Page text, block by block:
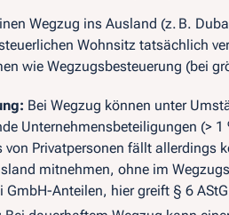
Wegzug ins Ausland (z. B.
Wohnsitz tatsächlich
wie Wegzugsbesteuerung (bei
Bei Wegzug können unter
Unternehmensbeteiligungen (>
Privatpersonen fällt allerdings
mitnehmen, ohne im
GmbH-Anteilen, hier greift § 6